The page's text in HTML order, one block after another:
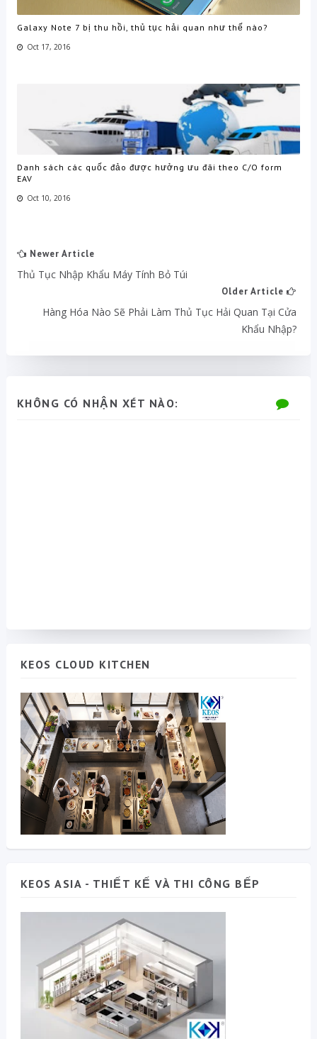
Galaxy Note 7 bị thu hồi, thủ tục hải quan như thế nào?
Oct 17, 2016
Danh sách các quốc đảo được hưởng ưu đãi theo C/O form
EAV
Oct 10, 2016
Newer Article
Thủ Tục Nhập Khẩu Máy Tính Bỏ Túi
Older Article
Hàng Hóa Nào Sẽ Phải Làm Thủ Tục Hải Quan Tại Cửa
Khẩu Nhập?
KHÔNG CÓ NHẬN XÉT NÀO:
KEOS CLOUD KITCHEN
KEOS ASIA - THIẾT KẾ VÀ THI CÔNG BẾP